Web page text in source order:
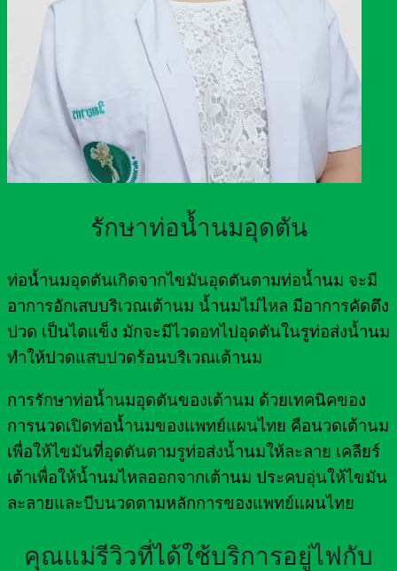
รักษาท่อน้ำนมอุดตัน
ท่อน้ำนมอุดตันเกิดจากไขมันอุดตันตามท่อน้ำนม จะมี
อาการอักเสบบริเวณเต้านม น้ำนมไม่ไหล มีอาการคัดตึง
ปวด เป็นไตแข็ง มักจะมีไวดอทไปอุดตันในรูท่อส่งน้ำนม
ทำให้ปวดแสบปวดร้อนบริเวณเต้านม
การรักษาท่อน้ำนมอุดตันของเต้านม ด้วยเทคนิคของ
การนวดเปิดท่อน้ำนมของแพทย์แผนไทย คือนวดเต้านม
เพื่อให้ไขมันที่อุดตันตามรูท่อส่งน้ำนมให้ละลาย เคลียร์
เต้าเพื่อให้น้ำนมไหลออกจากเต้านม ประคบอุ่นให้ไขมัน
ละลายและบีบนวดตามหลักการของแพทย์แผนไทย
คุณแม่รีวิวที่ได้ใช้บริการอยู่ไฟกับ